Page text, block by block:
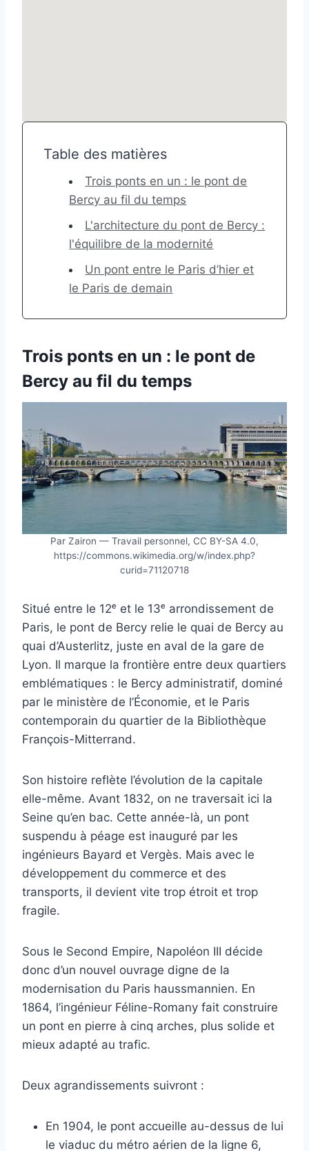
Table des matières
Trois ponts en un : le pont de
Bercy au fil du temps
L'architecture du pont de Bercy :
l'équilibre de la modernité
Un pont entre le Paris d’hier et
le Paris de demain
Trois ponts en un : le pont de
Bercy au fil du temps
Par Zairon — Travail personnel, CC BY-SA 4.0,
https://commons.wikimedia.org/w/index.php?
curid=71120718
Situé entre le 12ᵉ et le 13ᵉ arrondissement de
Paris, le pont de Bercy relie le quai de Bercy au
quai d’Austerlitz, juste en aval de la gare de
Lyon. Il marque la frontière entre deux quartiers
emblématiques : le Bercy administratif, dominé
par le ministère de l’Économie, et le Paris
contemporain du quartier de la Bibliothèque
François-Mitterrand.
Son histoire reflète l’évolution de la capitale
elle-même. Avant 1832, on ne traversait ici la
Seine qu’en bac. Cette année-là, un pont
suspendu à péage est inauguré par les
ingénieurs Bayard et Vergès. Mais avec le
développement du commerce et des
transports, il devient vite trop étroit et trop
fragile.
Sous le Second Empire, Napoléon III décide
donc d’un nouvel ouvrage digne de la
modernisation du Paris haussmannien. En
1864, l’ingénieur Féline-Romany fait construire
un pont en pierre à cinq arches, plus solide et
mieux adapté au trafic.
Deux agrandissements suivront :
En 1904, le pont accueille au-dessus de lui
le viaduc du métro aérien de la ligne 6,